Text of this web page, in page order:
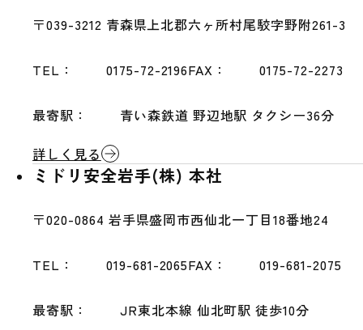
〒039-3212 青森県上北郡六ヶ所村尾駮字野附261-3
TEL： 0175-72-2196FAX： 0175-72-2273
最寄駅：
青い森鉄道 野辺地駅 タクシー36分
詳しく見る
ミドリ安全岩手(株) 本社
〒020-0864 岩手県盛岡市西仙北一丁目18番地24
TEL： 019-681-2065FAX： 019-681-2075
最寄駅：
JR東北本線 仙北町駅 徒歩10分